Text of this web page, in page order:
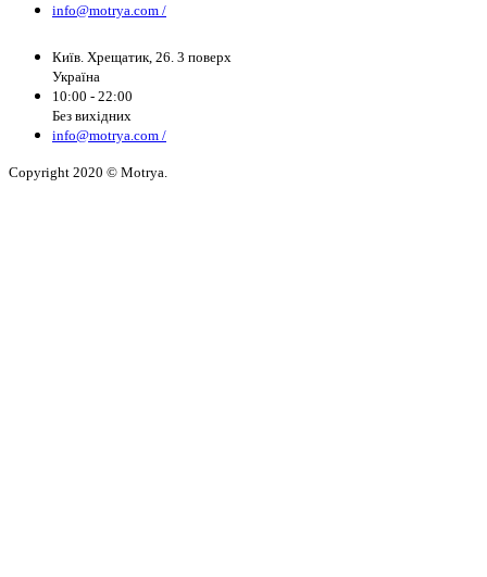
info@motrya.com /
Київ. Хрещатик, 26. 3 поверх
Україна
10:00 - 22:00
Без вихідних
info@motrya.com /
Copyright 2020 © Motrya.